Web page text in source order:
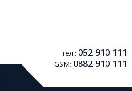
тел.: 052 910 111
GSM: 0882 910 111